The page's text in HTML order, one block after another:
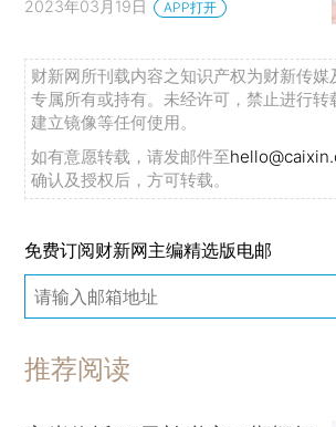
2023年03月19日 APP打开
财新网所刊载内容之知识产权为财新传媒
专属所有或持有。未经许可，禁止进行转
建立镜像等任何使用。
如有意愿转载，请发邮件至
确认及授权后，方可转载。
免费订阅财新网主编精选版电邮
推荐阅读